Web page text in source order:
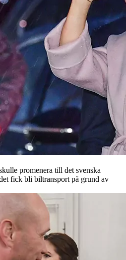
promenera till det svenska
fick bli biltransport på grund av